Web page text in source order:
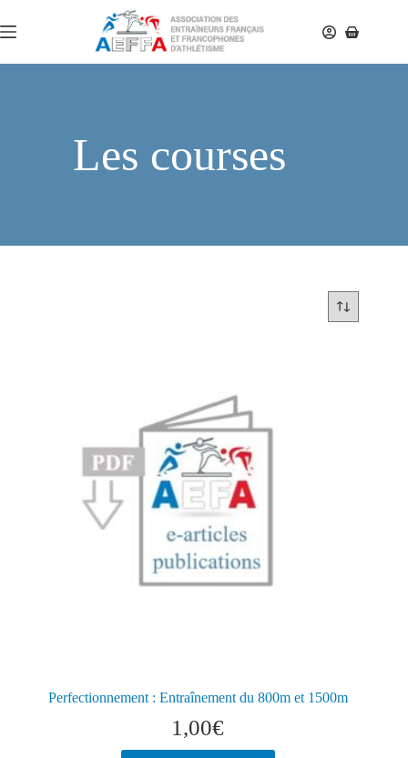
Les courses
Perfectionnement : Entraînement du 800m et 1500m
1,00€